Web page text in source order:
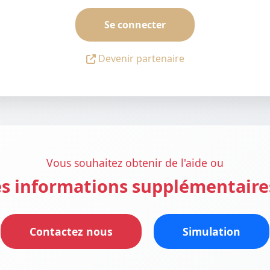
Se connecter
Devenir partenaire
Vous souhaitez obtenir de l'aide ou
informations
Contactez nous Simulation